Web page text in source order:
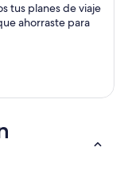
tus planes de viaje
ahorraste para